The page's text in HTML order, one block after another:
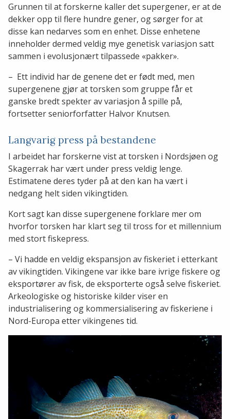
Grunnen til at forskerne kaller det supergener, er at de
dekker opp til flere hundre gener, og sørger for at
disse kan nedarves som en enhet. Disse enhetene
inneholder dermed veldig mye genetisk variasjon satt
sammen i evolusjonært tilpassede «pakker».
– Ett individ har de genene det er født med, men
supergenene gjør at torsken som gruppe får et
ganske bredt spekter av variasjon å spille på,
fortsetter seniorforfatter Halvor Knutsen.
Langvarig press på bestandene
I arbeidet har forskerne vist at torsken i Nordsjøen og
Skagerrak har vært under press veldig lenge.
Estimatene deres tyder på at den kan ha vært i
nedgang helt siden vikingtiden.
Kort sagt kan disse supergenene forklare mer om
hvorfor torsken har klart seg til tross for et millennium
med stort fiskepress.
– Vi hadde en veldig ekspansjon av fiskeriet i etterkant
av vikingtiden. Vikingene var ikke bare ivrige fiskere og
eksportører av fisk, de eksporterte også selve fiskeriet.
Arkeologiske og historiske kilder viser en
industrialisering og kommersialisering av fiskeriene i
Nord-Europa etter vikingenes tid.